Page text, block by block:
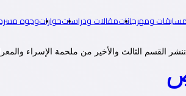
ومهرجاناتمقالات ودراساتحواراتوجوه
ننشر القسم الثالث والأخير من ملحمة الإسراء